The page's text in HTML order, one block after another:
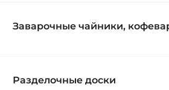
Заварочные чайники,
Разделочные доски